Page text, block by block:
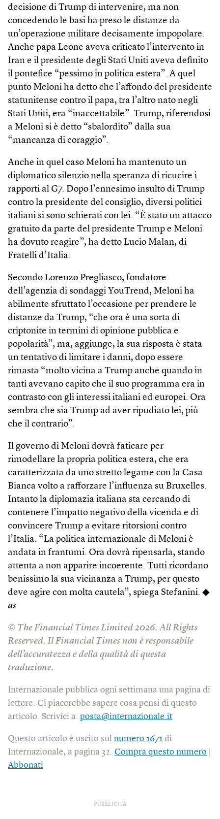
decisione di Trump di intervenire, ma non
concedendo le basi ha preso le distanze da
un’operazione militare decisamente impopolare.
Anche papa Leone aveva criticato l’intervento in
Iran e il presidente degli Stati Uniti aveva definito
il pontefice “pessimo in politica estera”. A quel
punto Meloni ha detto che l’affondo del presidente
statunitense contro il papa, tra l’altro nato negli
Stati Uniti, era “inaccettabile”. Trump, riferendosi
a Meloni si è detto “sbalordito” dalla sua
“mancanza di coraggio”.
Anche in quel caso Meloni ha mantenuto un
diplomatico silenzio nella speranza di ricucire i
rapporti al G7. Dopo l’ennesimo insulto di Trump
contro la presidente del consiglio, diversi politici
italiani si sono schierati con lei. “È stato un attacco
gratuito da parte del presidente Trump e Meloni
ha dovuto reagire”, ha detto Lucio Malan, di
Fratelli d’Italia.
Secondo Lorenzo Pregliasco, fondatore
dell’agenzia di sondaggi YouTrend, Meloni ha
abilmente sfruttato l’occasione per prendere le
distanze da Trump, “che ora è una sorta di
criptonite in termini di opinione pubblica e
popolarità”, ma, aggiunge, la sua risposta è stata
un tentativo di limitare i danni, dopo essere
rimasta “molto vicina a Trump anche quando in
tanti avevano capito che il suo programma era in
contrasto con gli interessi italiani ed europei. Ora
sembra che sia Trump ad aver ripudiato lei, più
che il contrario”.
Il governo di Meloni dovrà faticare per
rimodellare la propria politica estera, che era
caratterizzata da uno stretto legame con la Casa
Bianca volto a rafforzare l’influenza su Bruxelles.
Intanto la diplomazia italiana sta cercando di
contenere l’impatto negativo della vicenda e di
convincere Trump a evitare ritorsioni contro
l’Italia. “La politica internazionale di Meloni è
andata in frantumi. Ora dovrà ripensarla, stando
attenta a non apparire incoerente. Tutti ricordano
benissimo la sua vicinanza a Trump, per questo
deve agire con molta cautela”, spiega Stefanini. ◆
as
© The Financial Times Limited 2026. All Rights
Reserved. Il Financial Times non è responsabile
dell’accuratezza e della qualità di questa
traduzione.
Internazionale pubblica ogni settimana una pagina di
lettere. Ci piacerebbe sapere cosa pensi di questo
articolo. Scrivici a: posta@internazionale.it
Questo articolo è uscito sul numero 1671 di
Internazionale, a pagina 32. Compra questo numero
Abbonati
PUBBLICITÀ